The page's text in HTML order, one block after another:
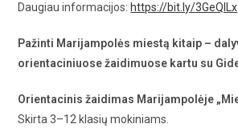
Daugiau informacijos: https://bit.ly/3GeQILx
Pažinti Marijampolės miestą kitaip –
orientaciniuose žaidimuose kartu su
Orientacinis žaidimas Marijampolėje
Skirta 3–12 klasių mokiniams.